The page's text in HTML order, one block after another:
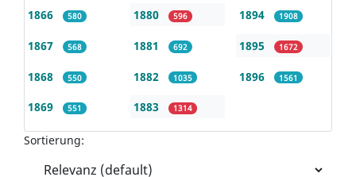
1866 580
1867 568
1868 550
1869 551
1880 596
1881 692
1882 1035
1883 1314
1894 1908
1895 1672
1896 1561
Sortierung: